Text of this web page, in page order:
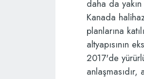
daha da
Kanada
planlarına
altyapısının
2017'de